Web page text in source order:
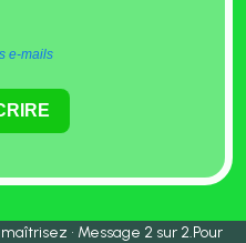
e-mails
• Message 2 sur 2.Pour